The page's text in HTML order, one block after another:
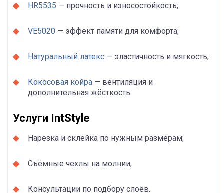
HR5535 — прочность и износостойкость;
VE5020 — эффект памяти для комфорта;
Натуральный латекс — эластичность и мягкость;
Кокосовая койра — вентиляция и
дополнительная жёсткость.
Услуги IntStyle
Нарезка и склейка по нужным размерам;
Съёмные чехлы на молнии;
Консультации по подбору слоёв.